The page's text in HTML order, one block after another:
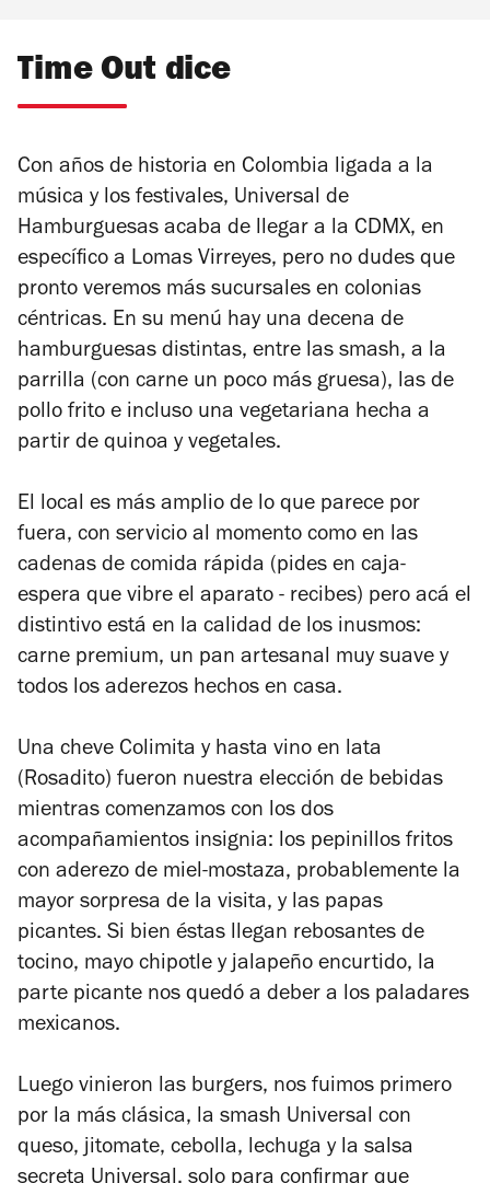
Time Out dice
Con años de historia en Colombia ligada a la
música y los festivales, Universal de
Hamburguesas acaba de llegar a la CDMX, en
específico a Lomas Virreyes, pero no dudes que
pronto veremos más sucursales en colonias
céntricas. En su menú hay una decena de
hamburguesas distintas, entre las smash, a la
parrilla (con carne un poco más gruesa), las de
pollo frito e incluso una vegetariana hecha a
partir de quinoa y vegetales.
El local es más amplio de lo que parece por
fuera, con servicio al momento como en las
cadenas de comida rápida (pides en caja-
espera que vibre el aparato - recibes) pero acá el
distintivo está en la calidad de los inusmos:
carne premium, un pan artesanal muy suave y
todos los aderezos hechos en casa.
Una cheve Colimita y hasta vino en lata
(Rosadito) fueron nuestra elección de bebidas
mientras comenzamos con los dos
acompañamientos insignia: los pepinillos fritos
con aderezo de miel-mostaza, probablemente la
mayor sorpresa de la visita, y las papas
picantes. Si bien éstas llegan rebosantes de
tocino, mayo chipotle y jalapeño encurtido, la
parte picante nos quedó a deber a los paladares
mexicanos.
Luego vinieron las burgers, nos fuimos primero
por la más clásica, la smash Universal con
queso, jitomate, cebolla, lechuga y la salsa